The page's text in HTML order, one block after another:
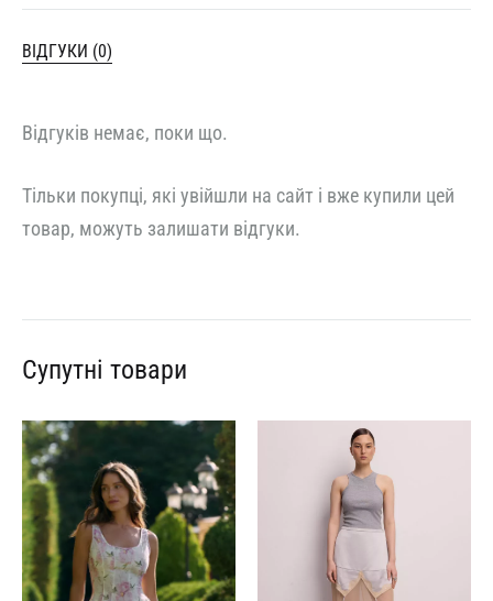
ВІДГУКИ (0)
Відгуків немає, поки що.
Тільки покупці, які увійшли на сайт і вже купили цей
товар, можуть залишати відгуки.
Супутні товари